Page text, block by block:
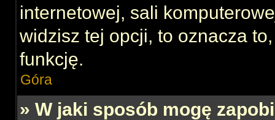
internetowej, sali
widzisz tej opcji, to oznacza
funkcję.
Góra
» W jaki sposób mogę